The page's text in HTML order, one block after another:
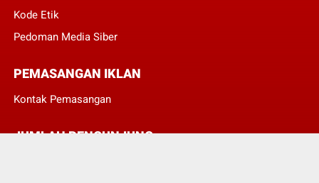
Kode Etik
Pedoman Media Siber
PEMASANGAN IKLAN
Kontak Pemasangan
JUMLAH PENGUNJUNG